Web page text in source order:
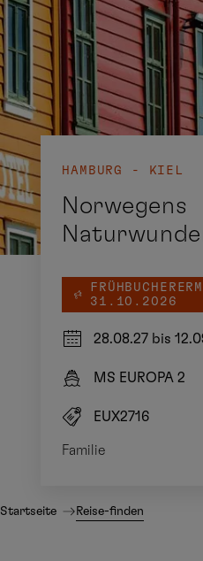
HAMBURG - KIEL
Norwegens
1.10.2026
28.08.27 bis
MS EUROPA 2
EUX2716
Familie
Startseite Reise-finden